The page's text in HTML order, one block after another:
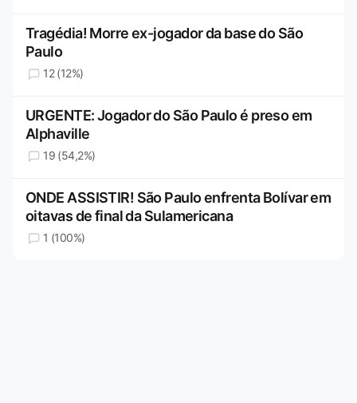
Tragédia! Morre ex-jogador da base do São
Paulo
12 (12%)
URGENTE: Jogador do São Paulo é preso em
Alphaville
19 (54,2%)
ONDE ASSISTIR! São Paulo enfrenta Bolívar em
oitavas de final da Sulamericana
1 (100%)